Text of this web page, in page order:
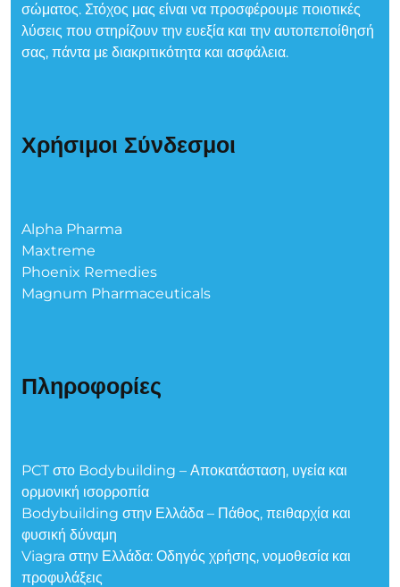
σώματος. Στόχος μας είναι να προσφέρουμε ποιοτικές
λύσεις που στηρίζουν την ευεξία και την αυτοπεποίθησή
σας, πάντα με διακριτικότητα και ασφάλεια.
Χρήσιμοι Σύνδεσμοι
Alpha Pharma
Maxtreme
Phoenix Remedies
Magnum Pharmaceuticals
Πληροφορίες
PCT στο Bodybuilding – Αποκατάσταση, υγεία και
ορμονική ισορροπία
Bodybuilding στην Ελλάδα – Πάθος, πειθαρχία και
φυσική δύναμη
Viagra στην Ελλάδα: Οδηγός χρήσης, νομοθεσία και
προφυλάξεις